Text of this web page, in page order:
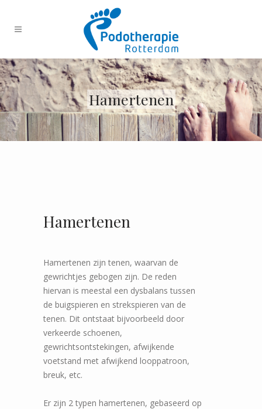
Hamertenen
Hamertenen
Hamertenen zijn tenen, waarvan de
gewrichtjes gebogen zijn. De reden
hiervan is meestal een dysbalans tussen
de buigspieren en strekspieren van de
tenen. Dit ontstaat bijvoorbeeld door
verkeerde schoenen,
gewrichtsontstekingen, afwijkende
voetstand met afwijkend looppatroon,
breuk, etc.
Er zijn 2 typen hamertenen, gebaseerd op